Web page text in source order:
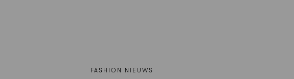
FASHION NIEUWS